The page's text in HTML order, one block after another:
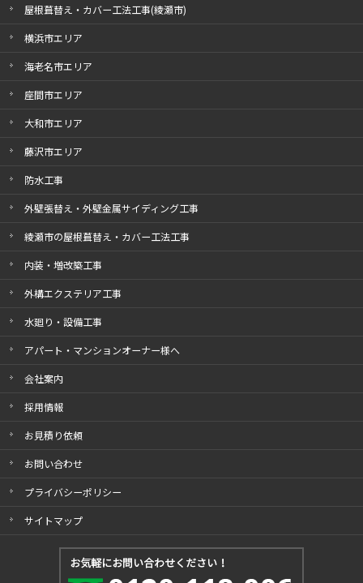
屋根葺替え・カバー工法工事(綾瀬市)
横浜市エリア
海老名市エリア
座間市エリア
大和市エリア
藤沢市エリア
防水工事
外壁張替え・外壁金属サイディング工事
綾瀬市の屋根葺替え・カバー工法工事
内装・増改築工事
外構エクステリア工事
水廻り・設備工事
アパート・マンションオーナー様へ
会社案内
採用情報
お見積り依頼
お問い合わせ
プライバシーポリシー
サイトマップ